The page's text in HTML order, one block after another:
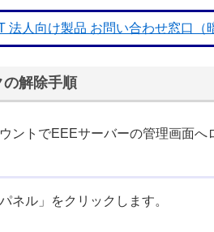
法人向け製品 お問い合わせ窓口（
の解除手順
ントでEEEサーバーの管理画面へ
ネル」をクリックします。